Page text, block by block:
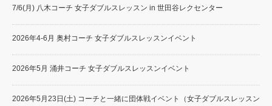
7/6(月) 八木コーチ 女子ダブルスレッスン in 世田谷レクセンター
2026年4-6月 奥村コーチ 女子ダブルスレッスンイベント
2026年5月 涌井コーチ 女子ダブルスレッスンイベント
2026年5月23日(土) コーチと一緒に団体戦イベント（女子ダブルスレッスン